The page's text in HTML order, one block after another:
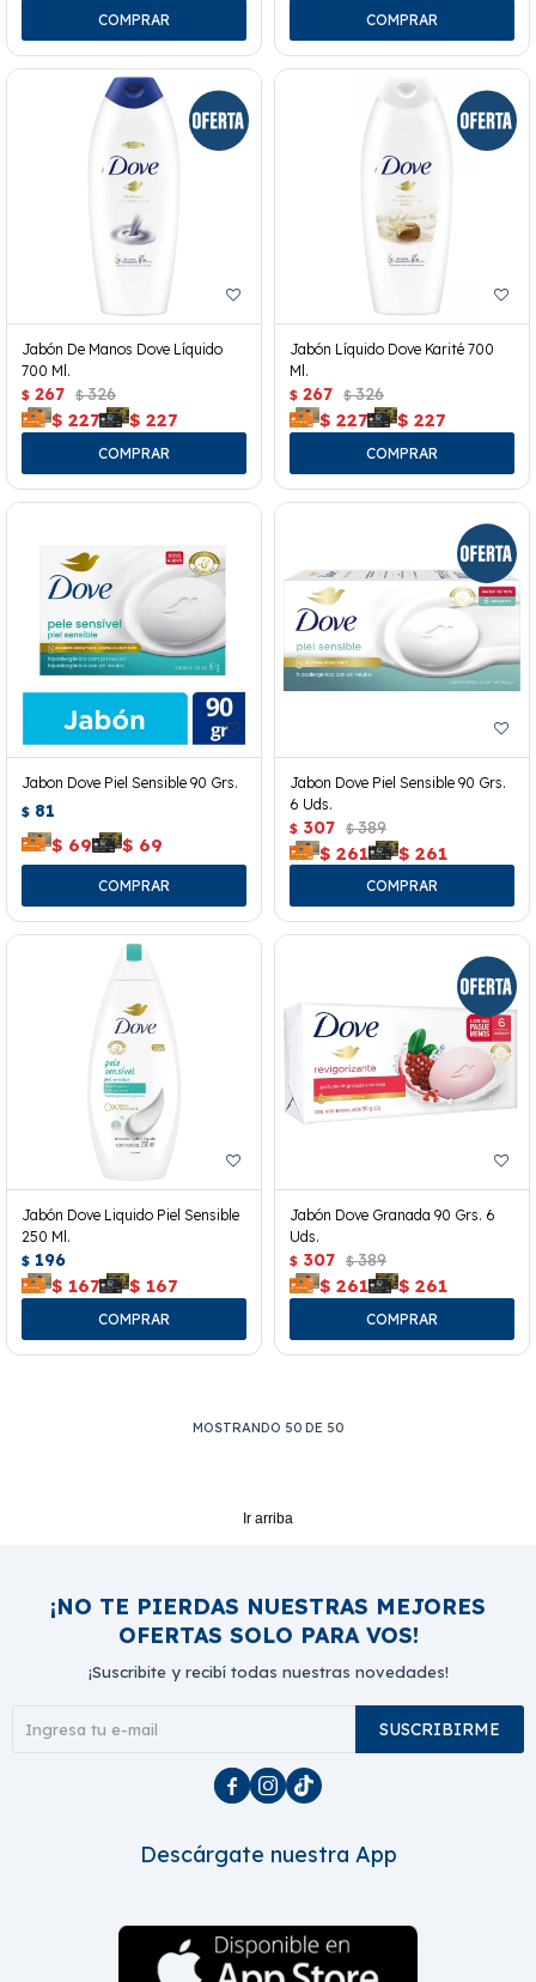
Jabón De Manos Dove Líquido
700 Ml.
$ 267 $ 326
$ 227 $ 227
Jabón Líquido Dove Karité 700
Ml.
$ 267 $ 326
$ 227 $ 227
Jabon Dove Piel Sensible 90 Grs.
$ 81
$ 69 $ 69
Jabon Dove Piel Sensible 90 Grs.
6 Uds.
$ 307 $ 389
$ 261 $ 261
Jabón Dove Liquido Piel Sensible
250 Ml.
$ 196
$ 167 $ 167
Jabón Dove Granada 90 Grs. 6
Uds.
$ 307 $ 389
$ 261 $ 261
MOSTRANDO 50 DE 50
Ir arriba
¡NO TE PIERDAS NUESTRAS MEJORES
OFERTAS SOLO PARA VOS!
¡Suscribite y recibí todas nuestras novedades!
SUSCRIBIRME
  
Descárgate nuestra App